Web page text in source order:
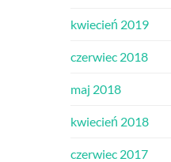
kwiecień 2019
czerwiec 2018
maj 2018
kwiecień 2018
czerwiec 2017